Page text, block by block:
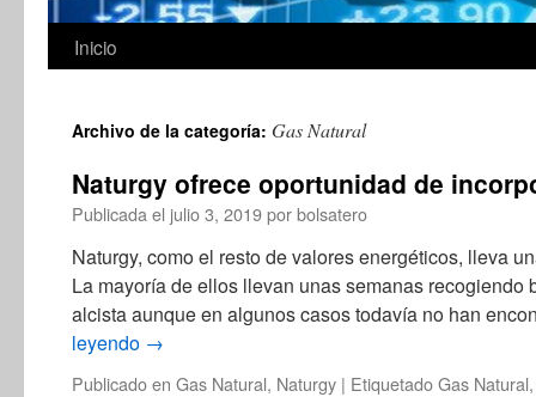
Inicio
Archivo de la categoría: Gas Natural
Naturgy ofrece oportunidad de
Publicada el julio 3, 2019porbolsatero
Naturgy, como el resto de valores energéticos, lleva
La mayoría de ellos llevan unas semanas recogiendo
alcista aunque en algunos casos todavía no han
leyendo →
Publicado en Gas Natural, Naturgy | EtiquetadoGas Natural